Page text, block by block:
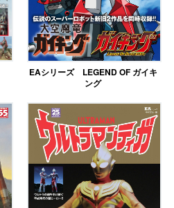
EAシリーズ LEGEND OF ガイキ
ング